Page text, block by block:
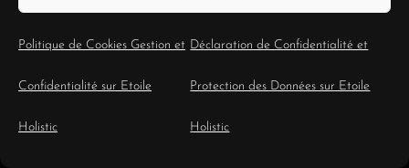
Politique de Cookies Gestion et
Confidentialité sur Etoile
Holistic
Déclaration de Confidentialité et
Protection des Données sur Etoile
Holistic
l’opportunité de vivre
existence. Une vie où le